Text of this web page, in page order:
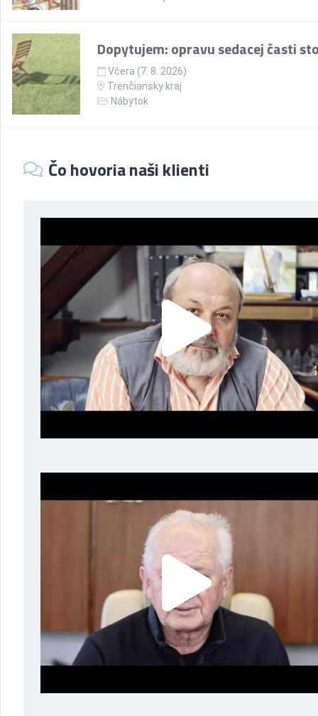
Dopytujem: opravu sedacej časti
Včera (7. 8. 2026)
Trenčiansky kraj
Nábytok
Čo hovoria naši klienti